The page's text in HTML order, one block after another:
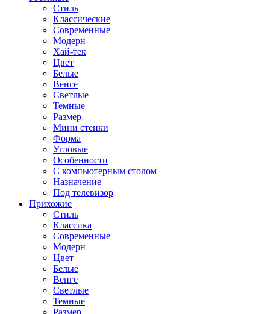
Стиль
Классические
Современные
Модерн
Хай-тек
Цвет
Белые
Венге
Светлые
Темные
Размер
Мини стенки
Форма
Угловые
Особенности
С компьютерным столом
Назначение
Под телевизор
Прихожие
Стиль
Классика
Современные
Модерн
Цвет
Белые
Венге
Светлые
Темные
Размер